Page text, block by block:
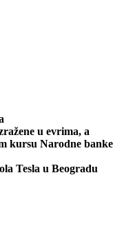
u evrima, a
kursu Narodne banke
Tesla u Beogradu